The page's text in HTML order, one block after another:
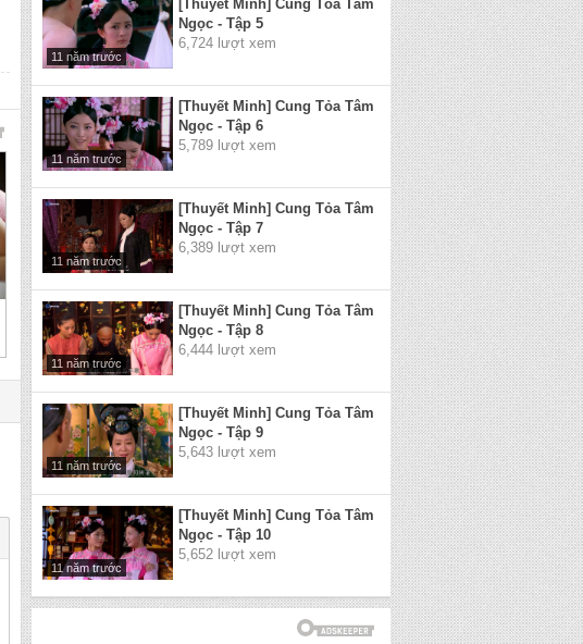
11 năm trước
[Thuyết Minh] Cung Tỏa Tâm
Ngọc - Tập 5
6,724 lượt xem
11 năm trước
[Thuyết Minh] Cung Tỏa Tâm
Ngọc - Tập 6
5,789 lượt xem
11 năm trước
[Thuyết Minh] Cung Tỏa Tâm
Ngọc - Tập 7
6,389 lượt xem
11 năm trước
[Thuyết Minh] Cung Tỏa Tâm
Ngọc - Tập 8
6,444 lượt xem
11 năm trước
[Thuyết Minh] Cung Tỏa Tâm
Ngọc - Tập 9
5,643 lượt xem
11 năm trước
[Thuyết Minh] Cung Tỏa Tâm
Ngọc - Tập 10
5,652 lượt xem